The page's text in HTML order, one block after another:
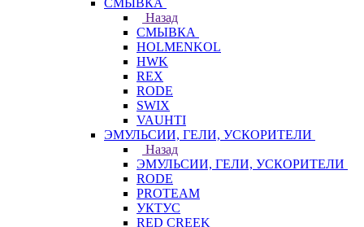
СМЫВКА
Назад
СМЫВКА
HOLMENKOL
HWK
REX
RODE
SWIX
VAUHTI
ЭМУЛЬСИИ, ГЕЛИ, УСКОРИТЕЛИ
Назад
ЭМУЛЬСИИ, ГЕЛИ, УСКОРИТЕЛИ
RODE
PROTEAM
УКТУС
RED CREEK